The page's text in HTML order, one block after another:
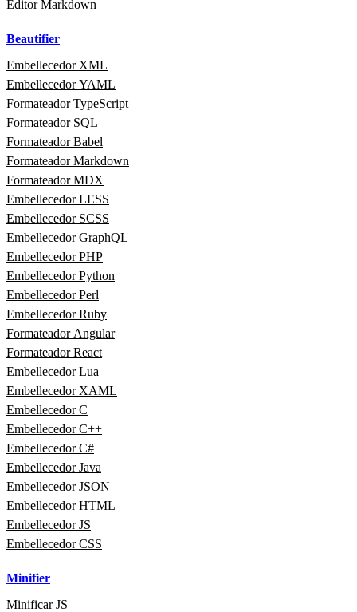
Editor Markdown
Beautifier
Embellecedor XML
Embellecedor YAML
Formateador TypeScript
Formateador SQL
Formateador Babel
Formateador Markdown
Formateador MDX
Embellecedor LESS
Embellecedor SCSS
Embellecedor GraphQL
Embellecedor PHP
Embellecedor Python
Embellecedor Perl
Embellecedor Ruby
Formateador Angular
Formateador React
Embellecedor Lua
Embellecedor XAML
Embellecedor C
Embellecedor C++
Embellecedor C#
Embellecedor Java
Embellecedor JSON
Embellecedor HTML
Embellecedor JS
Embellecedor CSS
Minifier
Minificar JS